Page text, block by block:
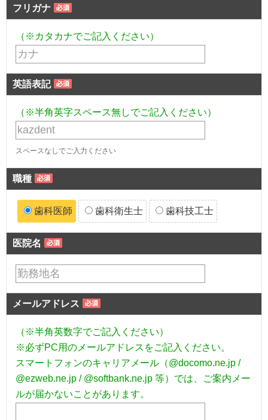
フリガナ
（※カタカナでご記入ください）
英語表記
（※半角英字スペース無しでご記入ください）
スペースなしでご入力ください
職種
歯科医師 歯科衛生士 歯科技工士
医院名
メールアドレス
（※半角英数字でご記入ください）
※必ずPC用のメールアドレスをご記入ください。
スマートフォンのキャリアメール（@docomo.ne.jp /
@ezweb.ne.jp / @softbank.ne.jp 等）では、ご案内メー
ルが届かないことがあります。